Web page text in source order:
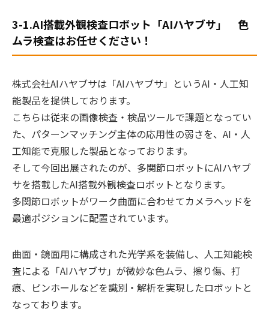
3-1.AI搭載外観検査ロボット「AIハヤブサ」 色
ムラ検査はお任せください！
株式会社AIハヤブサは「AIハヤブサ」というAI・人工知
能製品を提供しております。
こちらは従来の画像検査・検品ツールで課題となってい
た、パターンマッチング主体の応用性の弱さを、AI・人
工知能で克服した製品となっております。
そして今回出展されたのが、多関節ロボットにAIハヤブ
サを搭載したAI搭載外観検査ロボットとなります。
多関節ロボットがワーク曲面に合わせてカメラヘッドを
最適ポジションに配置されています。
曲面・鏡面用に構成された光学系を装備し、人工知能検
査による「AIハヤブサ」が微妙な色ムラ、擦り傷、打
痕、ピンホールなどを識別・解析を実現したロボットと
なっております。